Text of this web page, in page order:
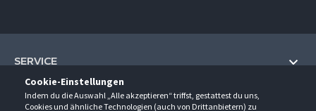
Cookie-Einstellungen
Indem du die Auswahl „Alle akzeptieren“ triffst, gestattest du uns,
Cookies und ähnliche Technologien (auch von Drittanbietern) zu
SERVICE
Hilfe und Information
UNTERNEHMEN